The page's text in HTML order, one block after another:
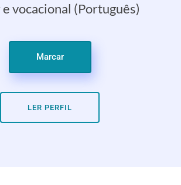
vocacional (Português)
Marcar
LER PERFIL